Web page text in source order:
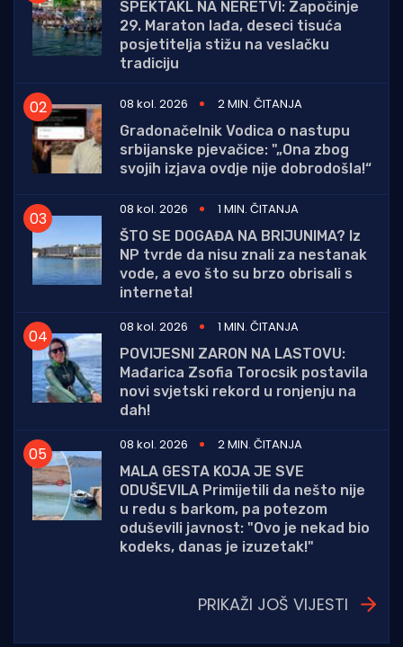
SPEKTAKL NA NERETVI: Započinje
29. Maraton lađa, deseci tisuća
posjetitelja stižu na veslačku
tradiciju
08 kol. 2026
2 MIN. ČITANJA
Gradonačelnik Vodica o nastupu
srbijanske pjevačice: "„Ona zbog
svojih izjava ovdje nije dobrodošla!“
08 kol. 2026
1 MIN. ČITANJA
ŠTO SE DOGAĐA NA BRIJUNIMA? Iz
NP tvrde da nisu znali za nestanak
vode, a evo što su brzo obrisali s
interneta!
08 kol. 2026
1 MIN. ČITANJA
POVIJESNI ZARON NA LASTOVU:
Mađarica Zsofia Torocsik postavila
novi svjetski rekord u ronjenju na
dah!
08 kol. 2026
2 MIN. ČITANJA
MALA GESTA KOJA JE SVE
ODUŠEVILA Primijetili da nešto nije
u redu s barkom, pa potezom
oduševili javnost: "Ovo je nekad bio
kodeks, danas je izuzetak!"
PRIKAŽI JOŠ VIJESTI